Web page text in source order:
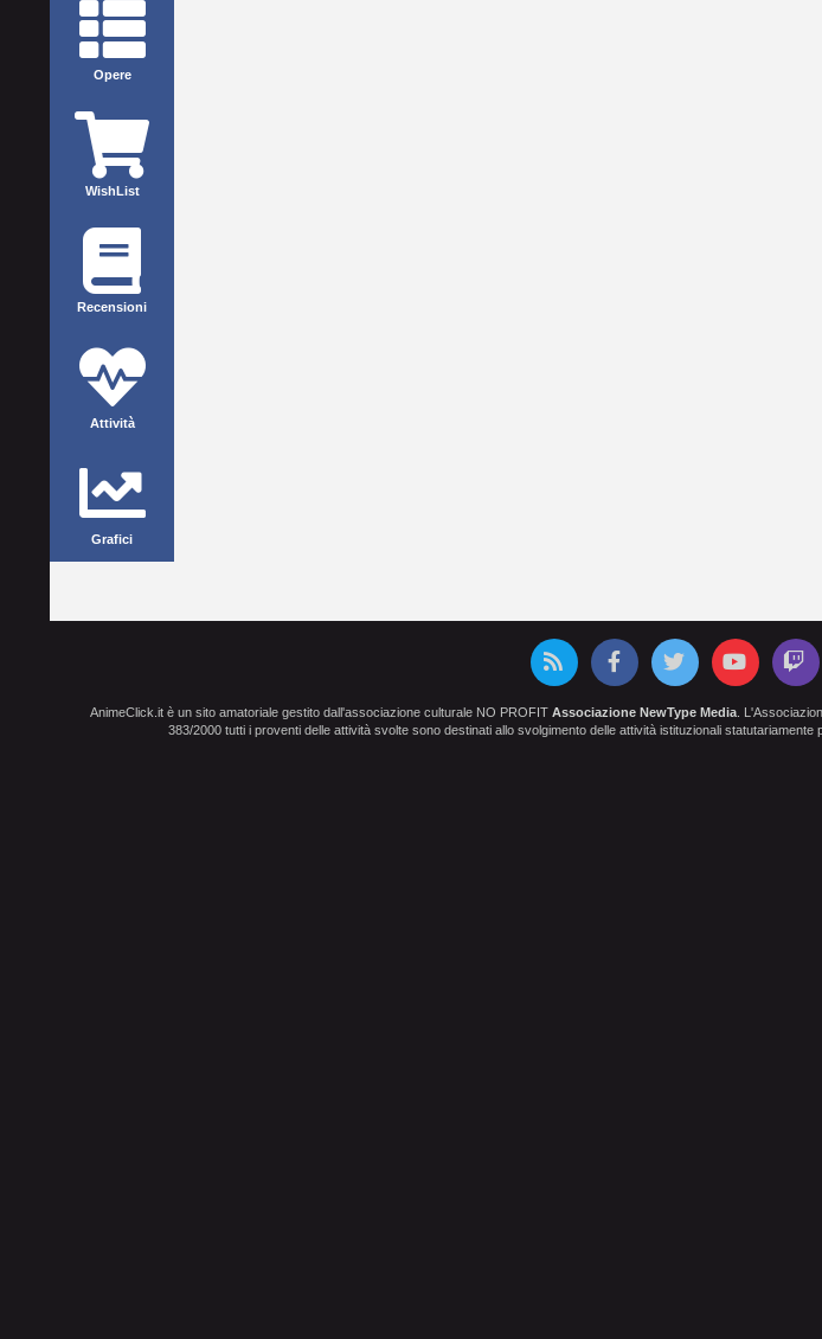
Opere
WishList
Recensioni
Attività
Grafici
AnimeClick.it è un sito amatoriale gestito dall'associazione culturale NO PROFIT Associazione NewType Media.
383/2000 tutti i proventi delle attività svolte sono destinati allo svolgimento delle attività istituzionali